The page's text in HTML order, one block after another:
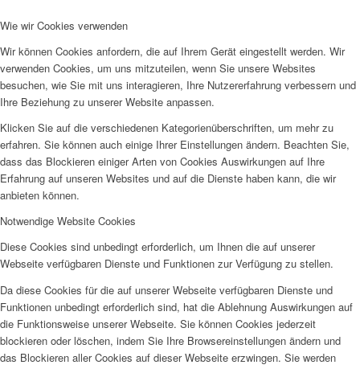
Wie wir Cookies verwenden
Wir können Cookies anfordern, die auf Ihrem Gerät eingestellt werden. Wir
verwenden Cookies, um uns mitzuteilen, wenn Sie unsere Websites
besuchen, wie Sie mit uns interagieren, Ihre Nutzererfahrung verbessern und
Ihre Beziehung zu unserer Website anpassen.
Klicken Sie auf die verschiedenen Kategorienüberschriften, um mehr zu
erfahren. Sie können auch einige Ihrer Einstellungen ändern. Beachten Sie,
dass das Blockieren einiger Arten von Cookies Auswirkungen auf Ihre
Erfahrung auf unseren Websites und auf die Dienste haben kann, die wir
anbieten können.
Notwendige Website Cookies
Diese Cookies sind unbedingt erforderlich, um Ihnen die auf unserer
Webseite verfügbaren Dienste und Funktionen zur Verfügung zu stellen.
Da diese Cookies für die auf unserer Webseite verfügbaren Dienste und
Funktionen unbedingt erforderlich sind, hat die Ablehnung Auswirkungen auf
die Funktionsweise unserer Webseite. Sie können Cookies jederzeit
blockieren oder löschen, indem Sie Ihre Browsereinstellungen ändern und
das Blockieren aller Cookies auf dieser Webseite erzwingen. Sie werden